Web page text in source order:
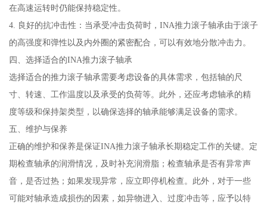
在高速运转时仍能保持稳定性。
4. 良好的抗冲击性：当承受冲击负荷时，INA推力滚子轴承由于滚子
的高强度和弹性以及内外圈的紧密配合，可以有效地分散冲击力。
四、选择适合的INA推力滚子轴承
选择适合的推力滚子轴承需要考虑设备的具体需求，包括轴的尺
寸、转速、工作温度以及承受的负荷等。此外，还应考虑轴承的精
度等级和保持架类型，以确保选择的轴承能够满足设备的需求。
五、维护与保养
正确的维护和保养是保证INA推力滚子轴承长期稳定工作的关键。定
期检查轴承的润滑情况，及时补充润滑脂；检查轴承是否有异常声
音，是否过热；如果发现异常，应立即停机检查。此外，对于一些
可能对轴承造成损伤的因素，如异物进入、过度冲击等，应予以特